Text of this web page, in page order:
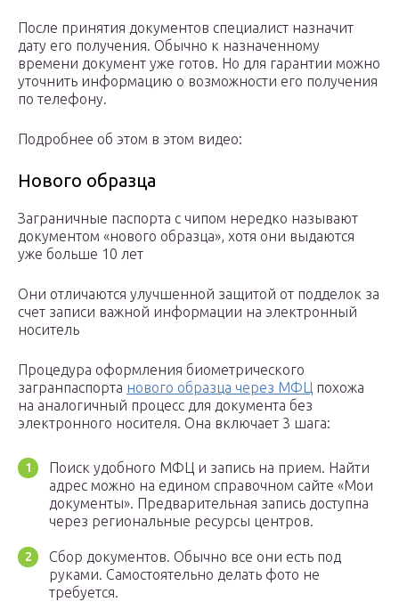
После принятия документов специалист назначит
дату его получения. Обычно к назначенному
времени документ уже готов. Но для гарантии можно
уточнить информацию о возможности его получения
по телефону.
Подробнее об этом в этом видео:
Нового образца
Заграничные паспорта с чипом нередко называют
документом «нового образца», хотя они выдаются
уже больше 10 лет
Они отличаются улучшенной защитой от подделок за
счет записи важной информации на электронный
носитель
Процедура оформления биометрического
загранпаспорта нового образца через МФЦ похожа
на аналогичный процесс для документа без
электронного носителя. Она включает 3 шага:
Поиск удобного МФЦ и запись на прием. Найти
адрес можно на едином справочном сайте «Мои
документы». Предварительная запись доступна
через региональные ресурсы центров.
Сбор документов. Обычно все они есть под
руками. Самостоятельно делать фото не
требуется.